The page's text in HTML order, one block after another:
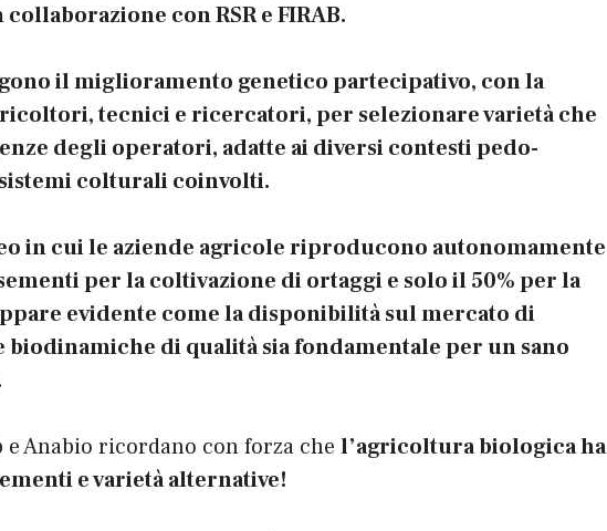
con RSR e FIRAB.
il miglioramento genetico partecipativo, con la
tecnici e ricercatori, per selezionare varietà che
degli operatori, adatte ai diversi contesti pedo-
colturali coinvolti.
in cui le aziende agricole riproducono autonomamente
per la coltivazione di ortaggi e solo il 50% per la
evidente come la disponibilità sul mercato di
biodinamiche di qualità sia fondamentale per un sano
e Anabio ricordano con forza che l’agricoltura biologica ha
e varietà alternative!